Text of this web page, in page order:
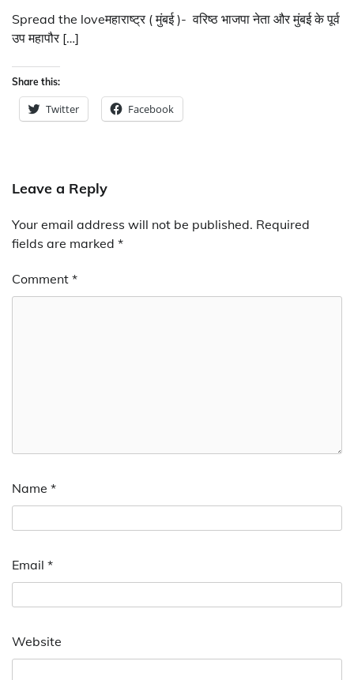
Spread the loveमहाराष्ट्र ( मुंबई )- वरिष्ठ भाजपा नेता और मुंबई के पूर्व
उप महापौर […]
Share this:
Twitter Facebook
Leave a Reply
Your email address will not be published. Required
fields are marked *
Comment *
Name *
Email *
Website